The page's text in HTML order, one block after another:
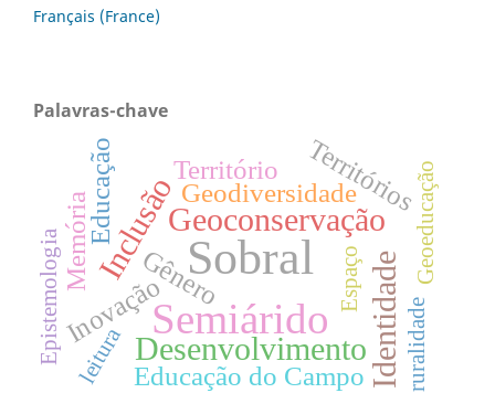
Français (France)
Palavras-chave
Sobral
Semiárido
Geoconservação
Inclusão
DesenvolvimentoIdentidade
Educação do Campo
Educação GeodiversidadeTerritórios
Gênero
Inovação
Memória
Território Geoeducação
Epistemologia ruralidade
leitura
Espaço